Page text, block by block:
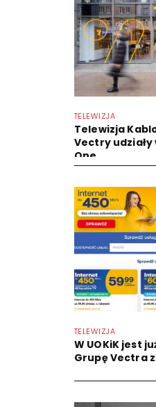
TELEWIZJA
Telewizja
Vectry
One
TELEWIZJA
W UOKiK jest
Grupę Vectra